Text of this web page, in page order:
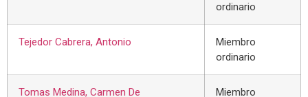
ordinario
Tejedor Cabrera, Antonio
Miembro
ordinario
Tomas Medina, Carmen De
Miembro